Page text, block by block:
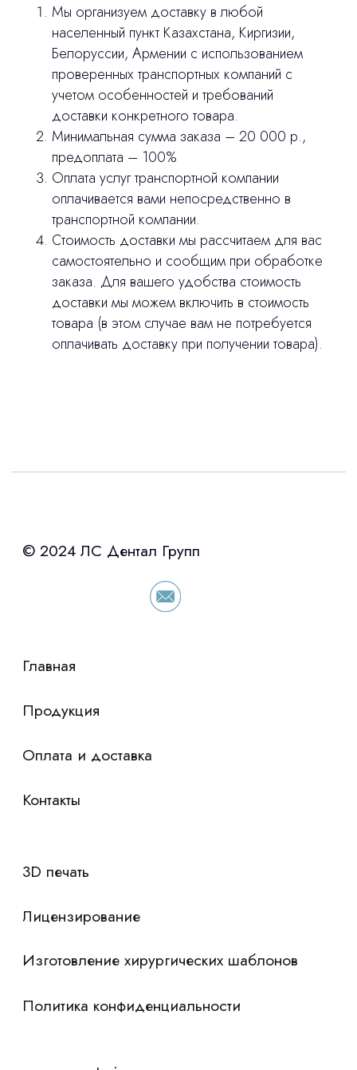
Мы организуем доставку в любой
населенный пункт Казахстана, Киргизии,
Белоруссии, Армении с использованием
проверенных транспортных компаний с
учетом особенностей и требований
доставки конкретного товара.
Минимальная сумма заказа – 20 000 р.,
предоплата – 100%
Оплата услуг транспортной компании
оплачивается вами непосредственно в
транспортной компании.
Стоимость доставки мы рассчитаем для вас
самостоятельно и сообщим при обработке
заказа. Для вашего удобства стоимость
доставки мы можем включить в стоимость
товара (в этом случае вам не потребуется
оплачивать доставку при получении товара).
Интересует лизинг?
«Уралпромлизинг» подберем выгодные
условия по лизингу оборудования,
просто оставьте контакты чтобы мы
сориентировали по условиям
сделано
3D печать
Лицензирование
Изготовление хирургических шаблонов
Политика конфиденциальности
stasicus